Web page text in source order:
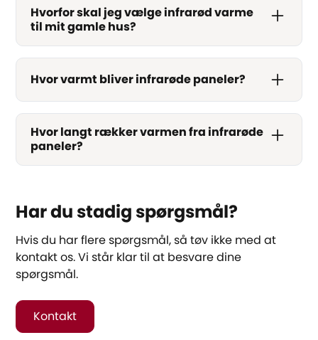
Hvorfor skal jeg vælge infrarød varme
til mit gamle hus?
Hvor varmt bliver infrarøde paneler?
Hvor langt rækker varmen fra infrarøde
paneler?
Har du stadig spørgsmål?
Hvis du har flere spørgsmål, så tøv ikke med at
kontakt os. Vi står klar til at besvare dine
spørgsmål.
Kontakt